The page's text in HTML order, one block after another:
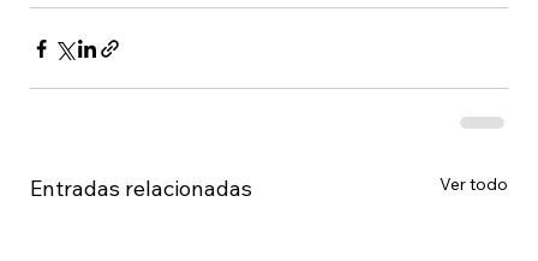
Entradas relacionadas Ver todo